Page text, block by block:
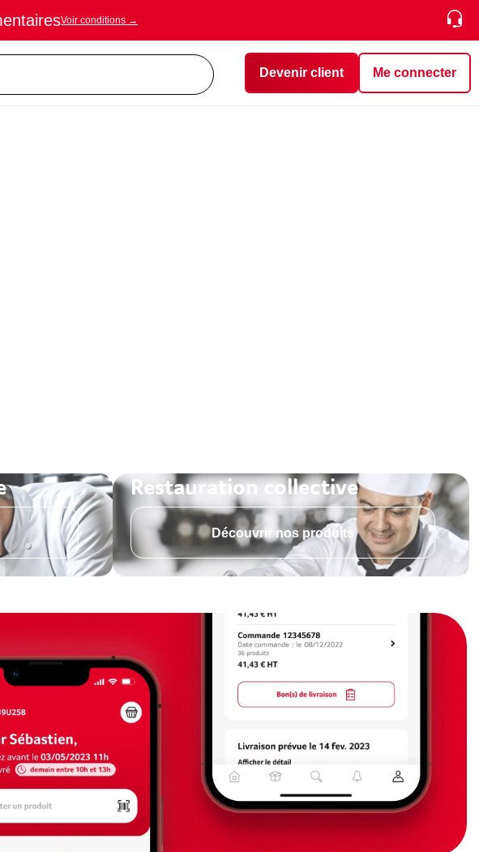
Voir conditions →
Devenir client Me connecter
Restauration collective
Découvrir nos produits